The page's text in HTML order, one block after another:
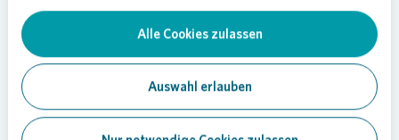
Alle Cookies zulassen
Auswahl erlauben
Loading...